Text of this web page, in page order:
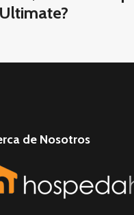
Ultimate?
de Nosotros